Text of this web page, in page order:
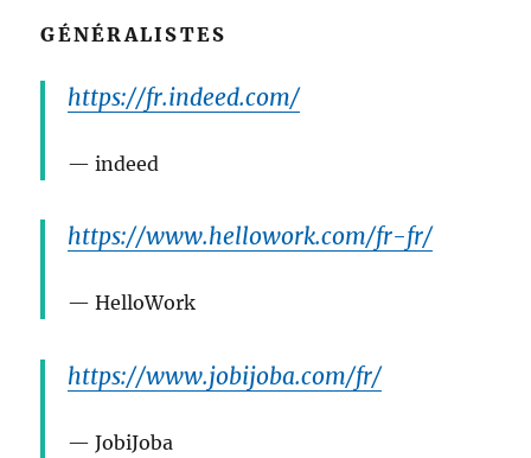
GÉNÉRALISTES
https://fr.indeed.com/
indeed
https://www.hellowork.com/fr-fr/
HelloWork
https://www.jobijoba.com/fr/
JobiJoba